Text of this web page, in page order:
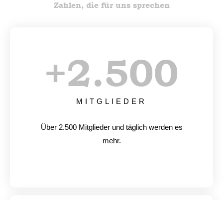
Zahlen, die für uns sprechen
MITGLIEDER
+2.500
Über 2.500 Mitglieder und täglich werden es
mehr.